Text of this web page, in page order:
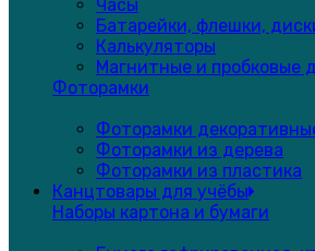
Часы
Батарейки, флешки,
Калькуляторы
Магнитные и пробковые
Фоторамки
Фоторамки
Фоторамки из дерева
Фоторамки из пластика
Канцтовары для учёбы
Наборы картона и бумаги